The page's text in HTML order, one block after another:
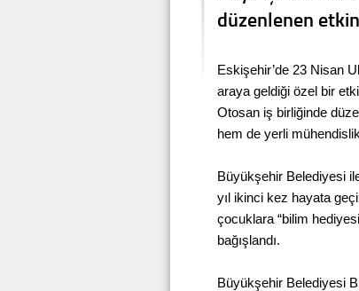
düzenlenen
Eskişehir’de 23 Nisan
araya geldiği özel bir
Otosan iş birliğinde
hem de yerli mühendislik
Büyükşehir Belediyesi
yıl ikinci kez hayata
çocuklara “bilim
bağışlandı.
Büyükşehir Belediyesi